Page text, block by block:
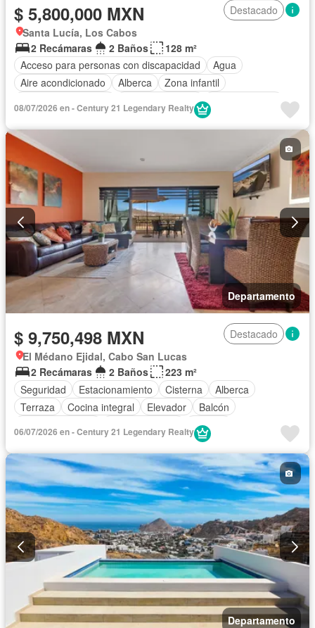
$ 5,800,000 MXN
Destacado
Santa Lucía, Los Cabos
2 Recámaras
2 Baños
128 m²
Acceso para personas con discapacidad
Agua
Aire acondicionado
Alberca
Zona infantil
Cocina equipada
Elevador Estacionamiento
Internet
Seguridad
Terraza
08/07/2026 en - Century 21 Legendary Realty
Departamento
$ 9,750,498 MXN
Destacado
El Médano Ejidal, Cabo San Lucas
2 Recámaras
2 Baños
223 m²
Seguridad
Estacionamiento Cisterna
Alberca
Terraza
Cocina integral Elevador
Balcón
Internet
Aire acondicionado
Electricidad Azotea
Agua
Caseta de vigilancia
Completamente amueblado
06/07/2026 en - Century 21 Legendary Realty
Departamento